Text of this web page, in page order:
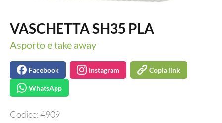
VASCHETTA SH35 PLA
Asporto e take away
Facebook Instagram Copia link
WhatsApp
Codice:4909